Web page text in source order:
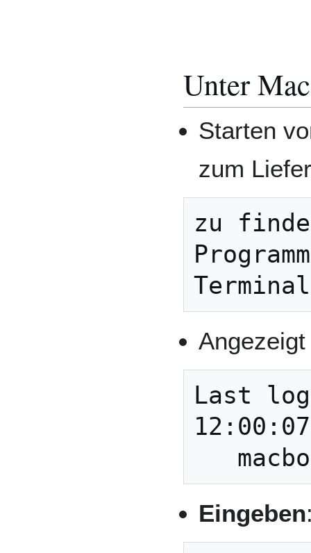
Unter
Starten
zum
zu
Last
Eingeben